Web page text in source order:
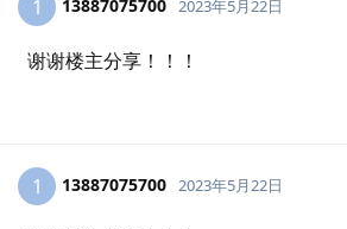
1 13887075700 2023年5月22日
谢谢楼主分享！！！
1 13887075700 2023年5月22日